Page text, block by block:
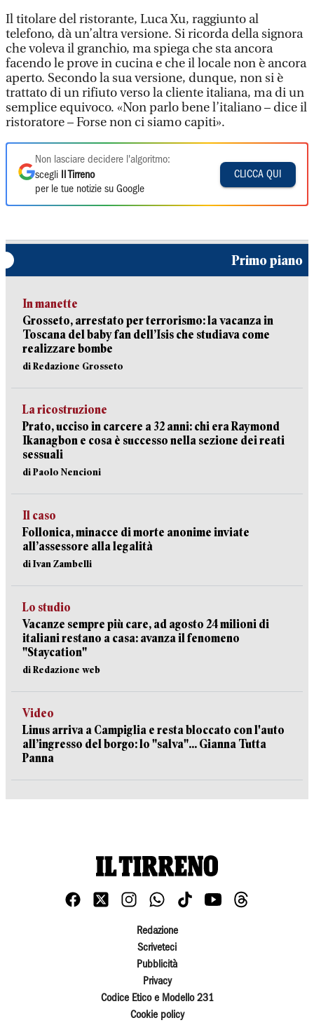
Il titolare del ristorante, Luca Xu, raggiunto al
telefono, dà un’altra versione. Si ricorda della signora
che voleva il granchio, ma spiega che sta ancora
facendo le prove in cucina e che il locale non è ancora
aperto. Secondo la sua versione, dunque, non si è
trattato di un rifiuto verso la cliente italiana, ma di un
semplice equivoco. «Non parlo bene l’italiano – dice il
ristoratore – Forse non ci siamo capiti».
Non lasciare decidere l'algoritmo:
scegli
Il Tirreno
per le tue notizie su Google
CLICCA QUI
Primo piano
In manette
Grosseto, arrestato per terrorismo: la vacanza in
Toscana del baby fan dell’Isis che studiava come
realizzare bombe
di Redazione Grosseto
La ricostruzione
Prato, ucciso in carcere a 32 anni: chi era Raymond
Ikanagbon e cosa è successo nella sezione dei reati
sessuali
di Paolo Nencioni
Il caso
Follonica, minacce di morte anonime inviate
all’assessore alla legalità
di Ivan Zambelli
Lo studio
Vacanze sempre più care, ad agosto 24 milioni di
italiani restano a casa: avanza il fenomeno
"Staycation"
di Redazione web
Video
Linus arriva a Campiglia e resta bloccato con l'auto
all’ingresso del borgo: lo "salva"... Gianna Tutta
Panna
Redazione
Scriveteci
Pubblicità
Privacy
Codice Etico e Modello 231
Cookie policy